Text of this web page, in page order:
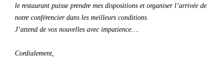
le restaurant puisse prendre mes dispositions et organiser l’arrivée de
notre conférencier dans les meilleurs conditions.
J’attend de vos nouvelles avec impatience….
Cordialement,